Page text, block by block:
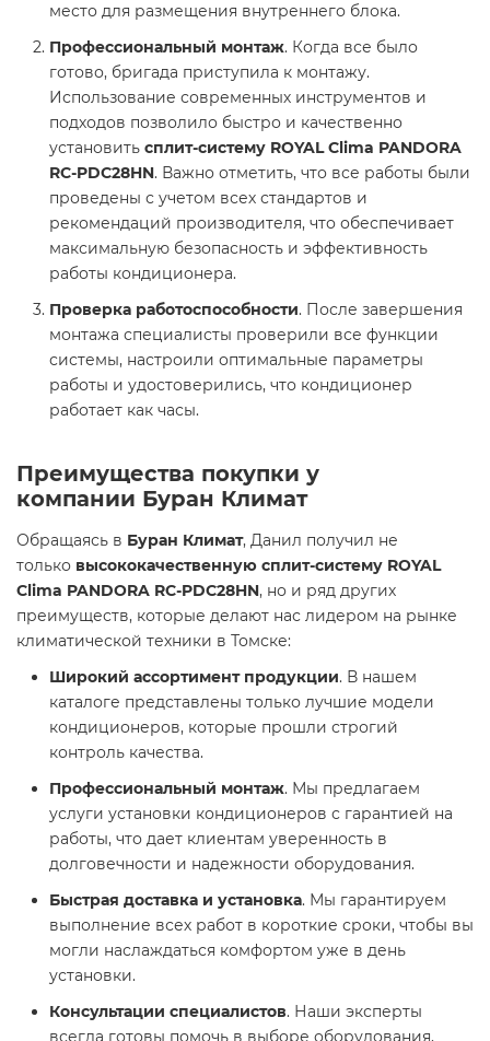
место для размещения внутреннего блока.
Профессиональный монтаж. Когда все было
готово, бригада приступила к монтажу.
Использование современных инструментов и
подходов позволило быстро и качественно
установить сплит-систему ROYAL Clima PANDORA
RC-PDC28HN. Важно отметить, что все работы были
проведены с учетом всех стандартов и
рекомендаций производителя, что обеспечивает
максимальную безопасность и эффективность
работы кондиционера.
Проверка работоспособности. После завершения
монтажа специалисты проверили все функции
системы, настроили оптимальные параметры
работы и удостоверились, что кондиционер
работает как часы.
Преимущества покупки у
компании Буран Климат
Обращаясь в Буран Климат, Данил получил не
только высококачественную сплит-систему ROYAL
Clima PANDORA RC-PDC28HN, но и ряд других
преимуществ, которые делают нас лидером на рынке
климатической техники в Томске:
Широкий ассортимент продукции. В нашем
каталоге представлены только лучшие модели
кондиционеров, которые прошли строгий
контроль качества.
Профессиональный монтаж. Мы предлагаем
услуги установки кондиционеров с гарантией на
работы, что дает клиентам уверенность в
долговечности и надежности оборудования.
Быстрая доставка и установка. Мы гарантируем
выполнение всех работ в короткие сроки, чтобы вы
могли наслаждаться комфортом уже в день
установки.
Консультации специалистов. Наши эксперты
всегда готовы помочь в выборе оборудования,